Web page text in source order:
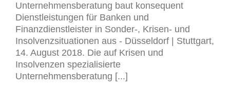
Unternehmensberatung baut konsequent
Dienstleistungen für Banken und
Finanzdienstleister in Sonder-, Krisen- und
Insolvenzsituationen aus - Düsseldorf | Stuttgart,
14. August 2018. Die auf Krisen und
Insolvenzen spezialisierte
Unternehmensberatung [...]